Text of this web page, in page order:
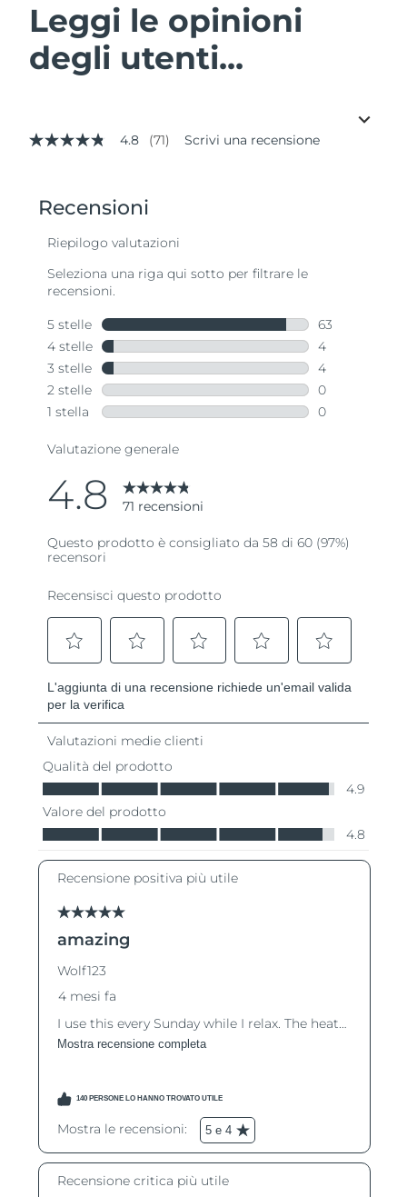
Leggi le opinioni
degli utenti...
4.8
valore
valutazione
Read
Stesso
alla
pagina.
4.8 (71) Scrivi una recensione